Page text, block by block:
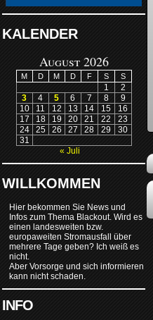
KALENDER
August 2026
M D M D F S S
1
2
3
4 5 6 7 8
9
10
11 12 13 14 15
16
17
18 19 20 21 22
23
24
25 26 27 28 29
30
31
« Juli
WILLKOMMEN
Hier bekommen Sie News und
Infos zum Thema Blackout. Wird es
einen landesweiten bzw.
europaweiten Stromausfall über
mehrere Tage geben? Ich weiß es
nicht.
Aber Vorsorge und sich informieren
kann nicht schaden.
INFO